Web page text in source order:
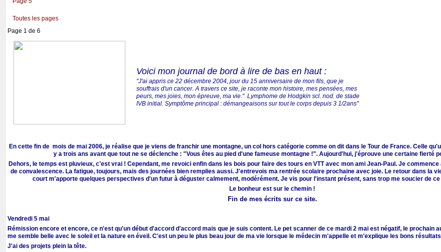
Toutes les pages
Page 1 de 6
Voici mon journal de bord à lire de bas en haut :
"J'ai appris ce 22 décembre 2004, jour du 15 anniversaire de mon fils, que je
souffrais d'un cancer. A travers ce site, je raconte mon histoire, mes pensées, mes
peurs, mes joies, mon épreuve, ma vie." Lymphome de Hodgkin scl. nod. de stade
IVB initial. Symptôme principal : démangeaisons sur tout le corps depuis 3 1/2ans"
En cette fin de mois de mai 2006, je réalise que je viens de franchir une montagne, un col hors catégorie comme on dit dans le Tour de France. Celle
y a trois ans avant que tout ne se déclenche : "Vous êtes au pied d'une fameuse montagne !". Aujourd'hui, j'éprouve une certaine fierté
Dehors, le temps est pluvieux, c'est vrai ! Cependant, me revoici enfin dans les bois pour faire des tours en VTT avec mon ami Jean-Paul. Je
de convalescence. La fatigue, toujours, mais des journées bien remplies aussi. J'entrevois ma rentrée scolaire prochaine avec joie. Le retour dans la
court m'apporte quelques perspectives d'un futur à déguster calmement, modérément. Je vis pour l'instant présent, sans trop me soucier de
Le bonheur est sur le chemin !
Fin de mes écrits sur ce site.
Vendredi 5 mai
Rémission encore et encore, ce n'est qu'un début d'accord d'accord mais que je suis content. Le pet scanner de ce mardi 2 mai est négatif, le prochain
me semble belle avec le soleil et la nature en éveil. C'est un peu le plus beau jour de ma vie lorsque le médecin m'appelle et m'explique les bons
J'ai des projets plein la tête.